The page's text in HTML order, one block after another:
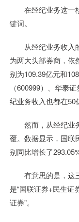
在经纪业务这一核
键词。
从经纪业务收入
为两大头部券商，依
别为109.39亿元和
（600999）、华泰
纪业务收入也都在50
然而，从经纪业务
覆。数据显示，国联
别同比增长了
有意思的是，这
是“国联证券+民生证
证券”。